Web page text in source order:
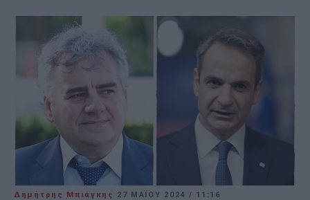
Δημήτρης Μπιάγκης 27 ΜΑΪ́ΟΥ 2024 / 11:16